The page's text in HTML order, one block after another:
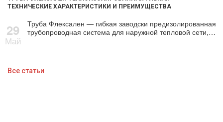
ТЕХНИЧЕСКИЕ ХАРАКТЕРИСТИКИ И ПРЕИМУЩЕСТВА
29
Май
Труба Флексален — гибкая заводски предизолированная
трубопроводная система для наружной тепловой сети,…
Все статьи